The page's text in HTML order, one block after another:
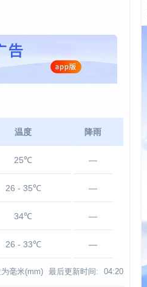
温度 降雨
25℃ —
26 - 35℃ —
34℃ —
26 - 33℃ —
毫米(mm) 最后更新时间: 04:20